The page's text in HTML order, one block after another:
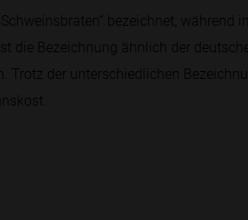
bezeichnet, während
die Bezeichnung ähnlich der
Trotz der unterschiedlichen